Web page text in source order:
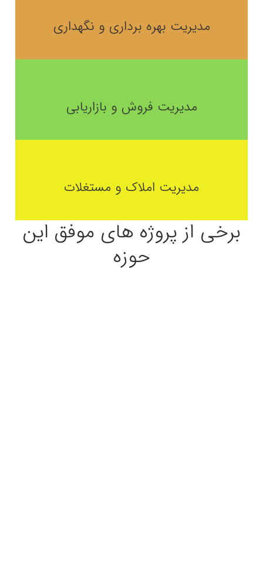
مدیریت بهره برداری و نگهداری
مدیریت فروش و بازاریابی
مدیریت املاک و مستغلات
برخی از پروژه های موفق این
حوزه